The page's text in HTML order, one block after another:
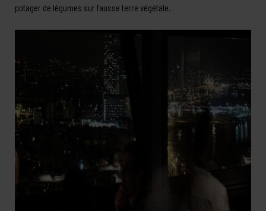
potager de légumes sur fausse terre végétale.